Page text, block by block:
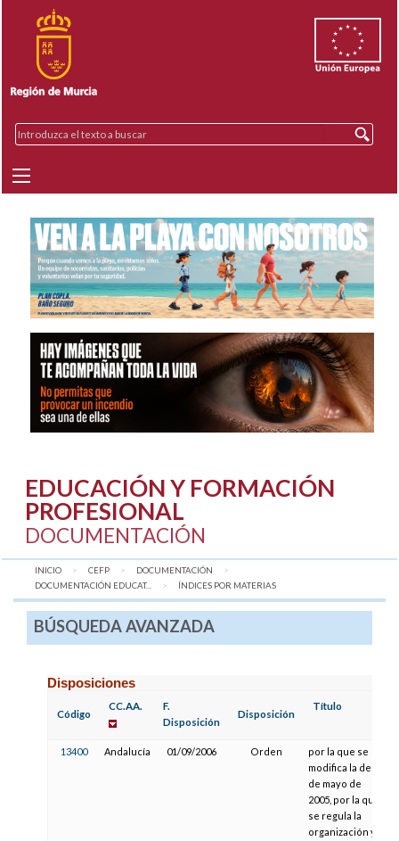
EDUCACIÓN Y FORMACIÓN
PROFESIONAL
DOCUMENTACIÓN
INICIO CEFP
DOCUMENTACIÓN
DOCUMENTACIÓN EDUCAT...
AQUÍ:
ÍNDICES POR MATERIAS
BÚSQUEDA AVANZADA
Disposiciones
Código
CC.AA.
F.
Disposición
Disposición
Título
13400 Andalucía 01/09/2006 Orden
por la que se
modifica la de 27
de mayo de
2005, por la que
se regula la
organización y